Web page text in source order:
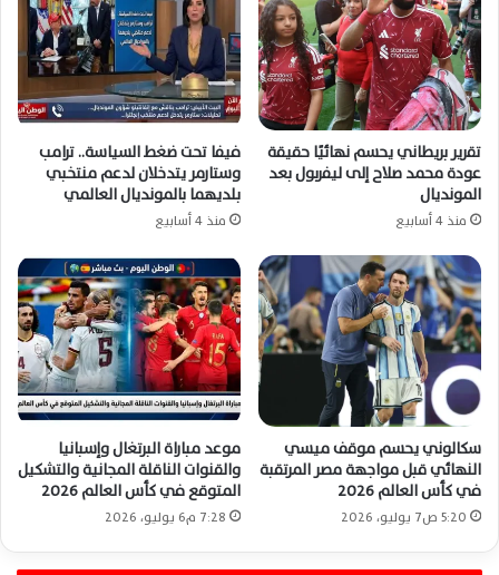
تقرير بريطاني يحسم نهائيًا حقيقة
عودة محمد صلاح إلى ليفربول بعد
المونديال
منذ 4 أسابيع
فيفا تحت ضغط السياسة.. ترامب
وستارمر يتدخلان لدعم منتخبي
بلديهما بالمونديال العالمي
منذ 4 أسابيع
سكالوني يحسم موقف ميسي
النهائي قبل مواجهة مصر المرتقبة
في كأس العالم 2026
5:20 ص7 يوليو، 2026
موعد مباراة البرتغال وإسبانيا
والقنوات الناقلة المجانية والتشكيل
المتوقع في كأس العالم 2026
7:28 م6 يوليو، 2026